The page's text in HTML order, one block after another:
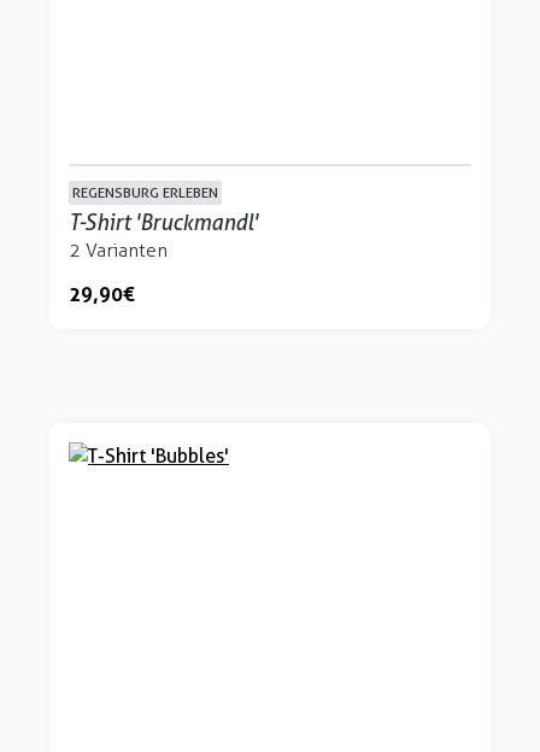
REGENSBURG ERLEBEN
T-Shirt 'Bruckmandl'
2 Varianten
29,90 €